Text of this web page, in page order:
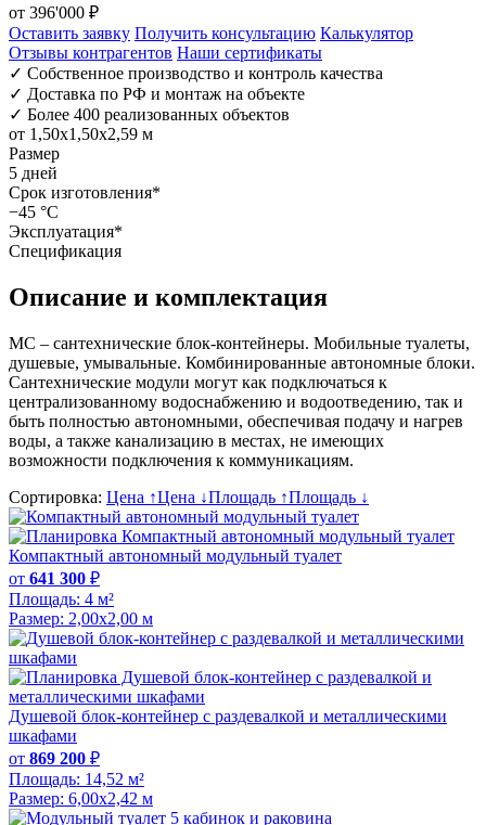
от 396'000 ₽
Оставить заявку Получить консультацию Калькулятор
Отзывы контрагентов Наши сертификаты
✓ Собственное производство и контроль качества
✓ Доставка по РФ и монтаж на объекте
✓ Более 400 реализованных объектов
от 1,50х1,50х2,59 м
Размер
5 дней
Срок изготовления*
−45 °C
Эксплуатация*
Спецификация
Описание и комплектация
МС – сантехнические блок-контейнеры. Мобильные туалеты,
душевые, умывальные. Комбинированные автономные блоки.
Сантехнические модули могут как подключаться к
централизованному водоснабжению и водоотведению, так и
быть полностью автономными, обеспечивая подачу и нагрев
воды, а также канализацию в местах, не имеющих
возможности подключения к коммуникациям.
Сортировка: Цена ↑Цена ↓Площадь ↑Площадь ↓
Компактный автономный модульный туалет
от 641 300 ₽
Площадь: 4 м²
Размер: 2,00х2,00 м
Душевой блок-контейнер с раздевалкой и металлическими
шкафами
от 869 200 ₽
Площадь: 14,52 м²
Размер: 6,00х2,42 м